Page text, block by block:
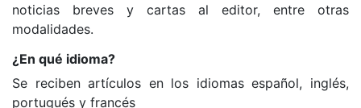
noticias breves y cartas al editor, entre otras
modalidades.
¿En qué idioma?
Se reciben artículos en los idiomas español, inglés,
portugués y francés